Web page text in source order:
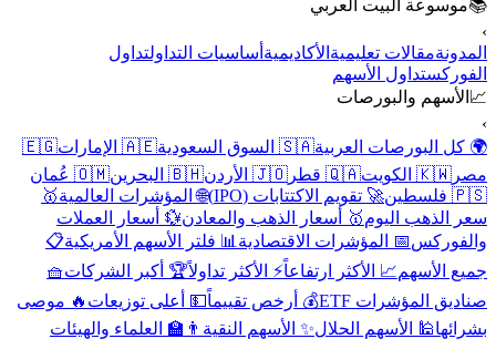
📚موسوعة البيت العربي
›
المدونةمقالات تعليمية الأكاديمية أساسيات التداولتداول
الفوركستداول الأسهم
📈 الأسهم والبورصات
›
🌍 كل البورصات العربية🇸🇦 السوق السعودية 🇦🇪 الإمارات
🇪🇬
مصر 🇰🇼 الكويت 🇶🇦 قطر 🇯🇴 الأردن 🇧🇭 البحرين
🇴🇲 عُمان
🇵🇸 فلسطين
🚀 تقويم الاكتتابات (IPO) 🌐 المؤشرات العالمية🥇
سعر الذهب اليوم🥇 أسعار الذهب والمعادن💱 أسعار العملات
والفوركس📅 المؤشرات الاقتصادية 📊 فلتر الأسهم الأمريكية📋
جميع الأسهم📈 الأكثر ارتفاعاً⚡ الأكثر تداولاً🏆 أكبر الشركات🧺
صناديق المؤشرات ETF
💰 أرخص تقييماً💵 أعلى توزيعات 🔥 موصى
بشرائها🕌 الأسهم الحلال✨ الأسهم النقية 👨‍🏫 العلماء والهيئات